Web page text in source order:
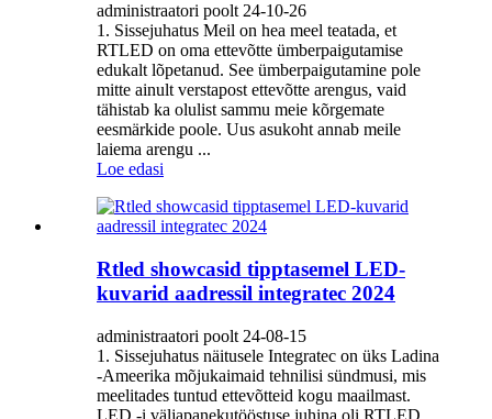
administraatori poolt 24-10-26
1. Sissejuhatus Meil ​​on hea meel teatada, et
RTLED on oma ettevõtte ümberpaigutamise
edukalt lõpetanud. See ümberpaigutamine pole
mitte ainult verstapost ettevõtte arengus, vaid
tähistab ka olulist sammu meie kõrgemate
eesmärkide poole. Uus asukoht annab meile
laiema arengu ...
Loe edasi
Rtled showcasid tipptasemel LED-
kuvarid aadressil integratec 2024
administraatori poolt 24-08-15
1. Sissejuhatus näitusele Integratec on üks Ladina
-Ameerika mõjukaimaid tehnilisi sündmusi, mis
meelitades tuntud ettevõtteid kogu maailmast.
LED -i väljapanekutööstuse juhina oli RTLED